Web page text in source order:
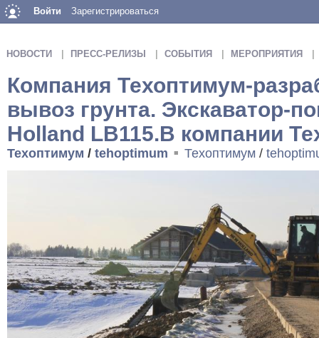
Войти Зарегистрироваться
НОВОСТИ ПРЕСС-РЕЛИЗЫ СОБЫТИЯ МЕРОПРИЯТИЯ
Компания Техоптимум-
вывоз грунта. Экскаватор-
Holland LB115.B компании
Техоптимум / tehoptimum ■ Техоптимум /